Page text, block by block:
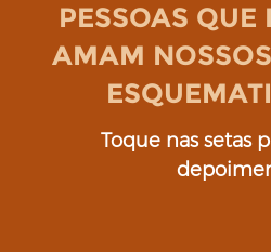
PESSOAS QUE
AMAM
Toque nas setas